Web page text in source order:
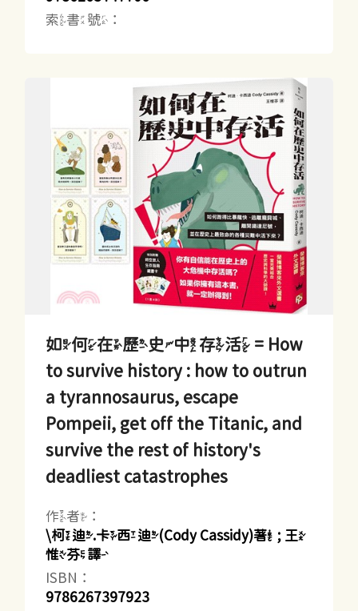
索書號：
如何在歷史中存活 = How
to survive history : how to outrun
a tyrannosaurus, escape
Pompeii, get off the Titanic, and
survive the rest of history's
deadliest catastrophes
作者：
\柯迪.卡西迪(Cody Cassidy)著 ; 王
惟芬譯
ISBN：
9786267397923